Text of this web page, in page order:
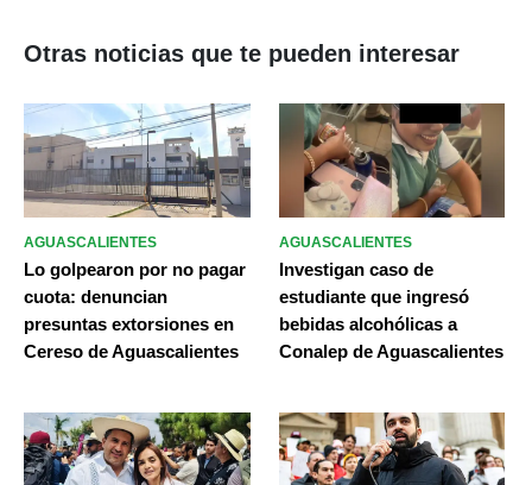
Otras noticias que te pueden interesar
AGUASCALIENTES
Lo golpearon por no pagar
cuota: denuncian
presuntas extorsiones en
Cereso de Aguascalientes
AGUASCALIENTES
Investigan caso de
estudiante que ingresó
bebidas alcohólicas a
Conalep de Aguascalientes